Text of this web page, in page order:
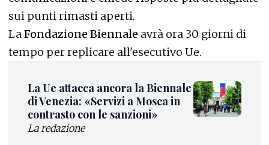
sui punti rimasti aperti.
La Fondazione Biennale avrà ora 30 giorni di
tempo per replicare all'esecutivo Ue.
La Ue attacca ancora la Biennale
di Venezia: «Servizi a Mosca in
contrasto con le sanzioni»
La redazione